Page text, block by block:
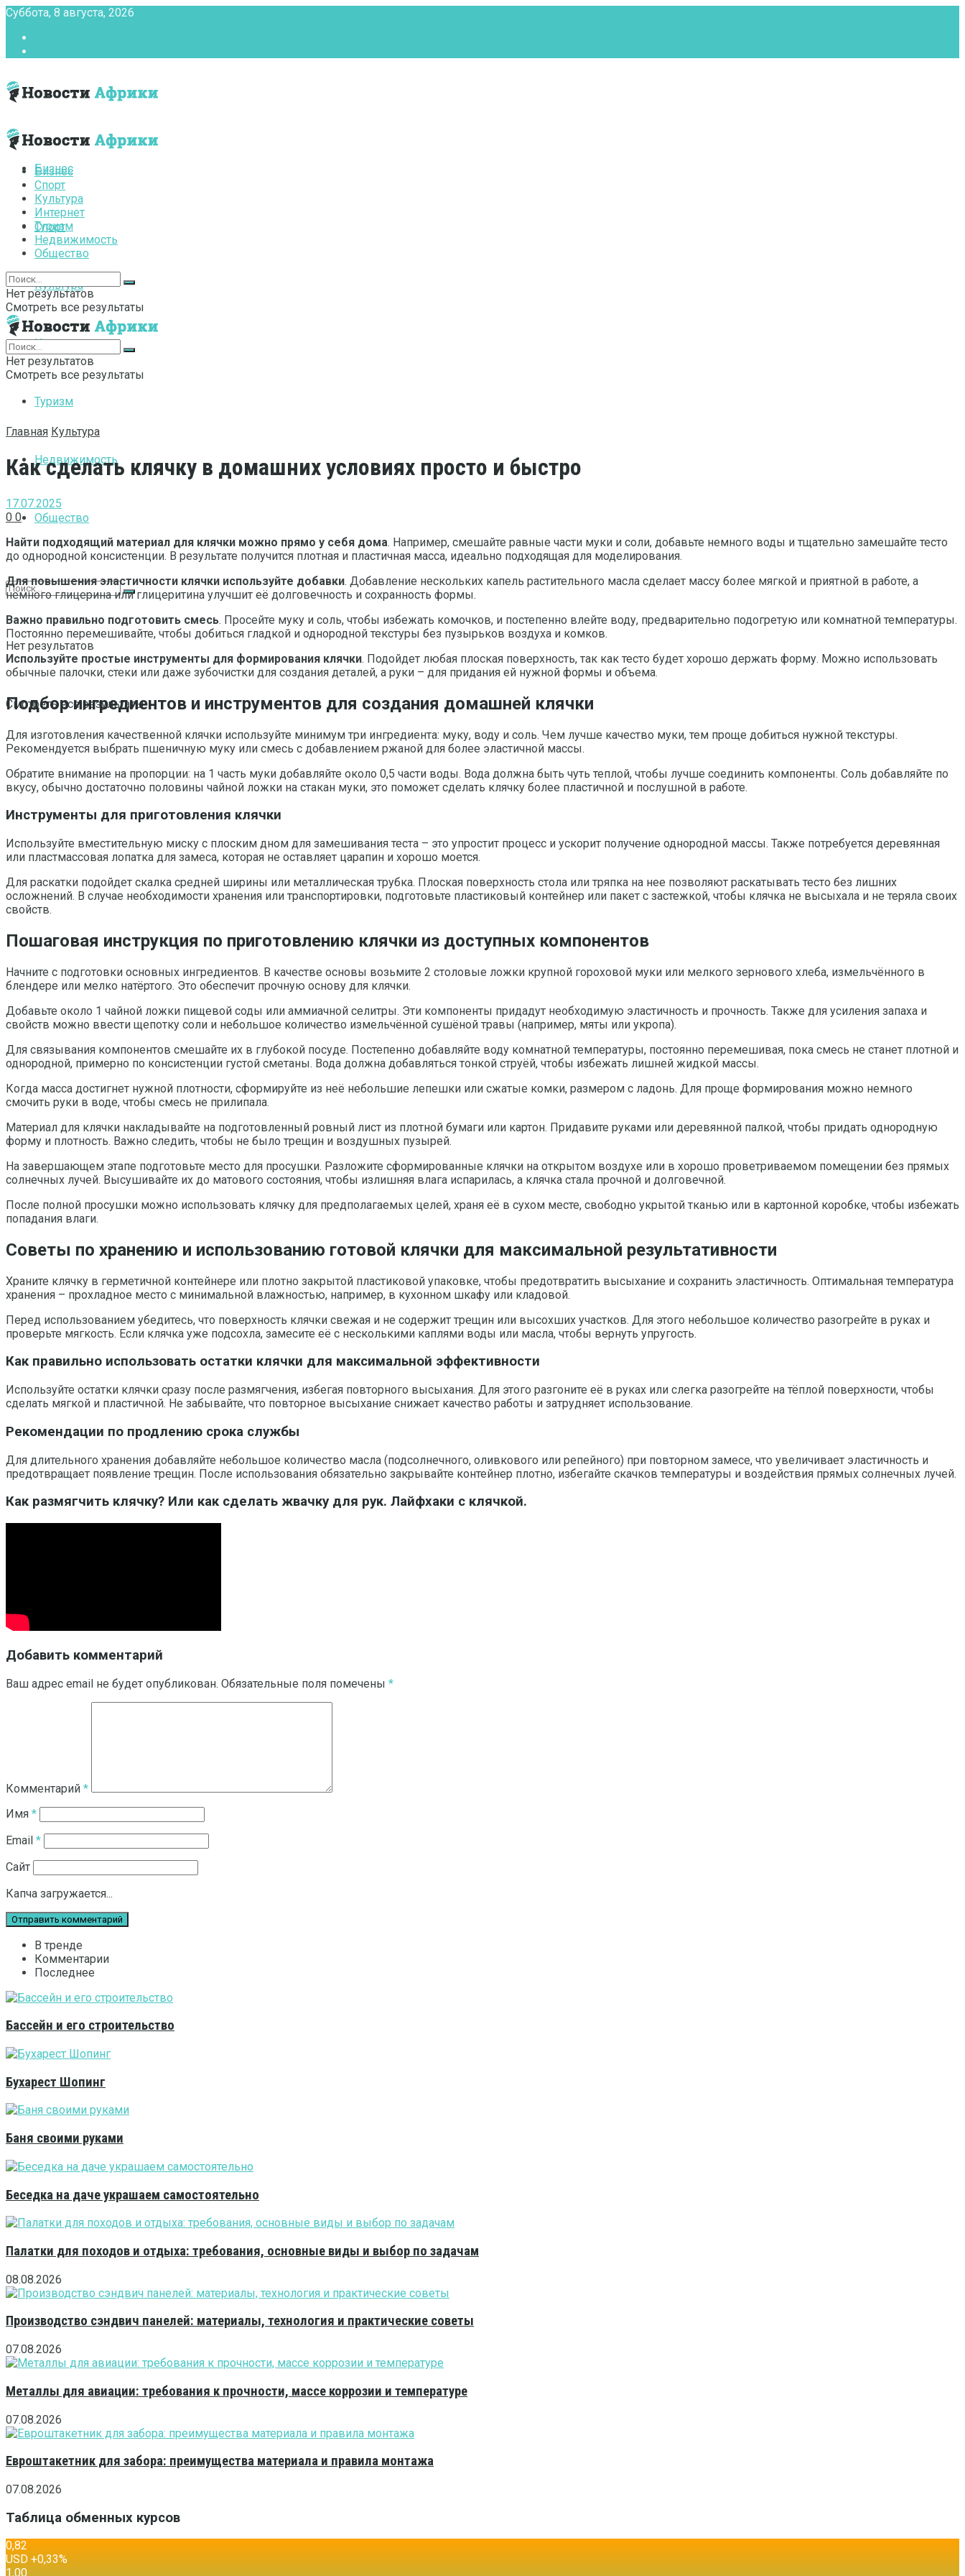
Суббота, 8 августа, 2026
Бизнес
Спорт
Культура
Интернет
Туризм
Недвижимость
Общество
Нет результатов
Смотреть все результаты
Бизнес
Спорт
Культура
Интернет
Туризм
Недвижимость
Общество
Нет результатов
Смотреть все результаты
Нет результатов
Смотреть все результаты
Главная Культура
Как сделать клячку в домашних условиях просто и быстро
17.07.2025
0 0
Найти подходящий материал для клячки можно прямо у себя дома. Например, смешайте равные части муки и соли, добавьте немного воды и тщательно замешайте тесто
до однородной консистенции. В результате получится плотная и пластичная масса, идеально подходящая для моделирования.
Для повышения эластичности клячки используйте добавки. Добавление нескольких капель растительного масла сделает массу более мягкой и приятной в работе, а
немного глицерина или глицеритина улучшит её долговечность и сохранность формы.
Важно правильно подготовить смесь. Просейте муку и соль, чтобы избежать комочков, и постепенно влейте воду, предварительно подогретую или комнатной температуры.
Постоянно перемешивайте, чтобы добиться гладкой и однородной текстуры без пузырьков воздуха и комков.
Используйте простые инструменты для формирования клячки. Подойдет любая плоская поверхность, так как тесто будет хорошо держать форму. Можно использовать
обычные палочки, стеки или даже зубочистки для создания деталей, а руки – для придания ей нужной формы и объема.
Подбор ингредиентов и инструментов для создания домашней клячки
Для изготовления качественной клячки используйте минимум три ингредиента: муку, воду и соль. Чем лучше качество муки, тем проще добиться нужной текстуры.
Рекомендуется выбрать пшеничную муку или смесь с добавлением ржаной для более эластичной массы.
Обратите внимание на пропорции: на 1 часть муки добавляйте около 0,5 части воды. Вода должна быть чуть теплой, чтобы лучше соединить компоненты. Соль добавляйте по
вкусу, обычно достаточно половины чайной ложки на стакан муки, это поможет сделать клячку более пластичной и послушной в работе.
Инструменты для приготовления клячки
Используйте вместительную миску с плоским дном для замешивания теста – это упростит процесс и ускорит получение однородной массы. Также потребуется деревянная
или пластмассовая лопатка для замеса, которая не оставляет царапин и хорошо моется.
Для раскатки подойдет скалка средней ширины или металлическая трубка. Плоская поверхность стола или тряпка на нее позволяют раскатывать тесто без лишних
осложнений. В случае необходимости хранения или транспортировки, подготовьте пластиковый контейнер или пакет с застежкой, чтобы клячка не высыхала и не теряла своих
свойств.
Пошаговая инструкция по приготовлению клячки из доступных компонентов
Начните с подготовки основных ингредиентов. В качестве основы возьмите 2 столовые ложки крупной гороховой муки или мелкого зернового хлеба, измельчённого в
блендере или мелко натёртого. Это обеспечит прочную основу для клячки.
Добавьте около 1 чайной ложки пищевой соды или аммиачной селитры. Эти компоненты придадут необходимую эластичность и прочность. Также для усиления запаха и
свойств можно ввести щепотку соли и небольшое количество измельчённой сушёной травы (например, мяты или укропа).
Для связывания компонентов смешайте их в глубокой посуде. Постепенно добавляйте воду комнатной температуры, постоянно перемешивая, пока смесь не станет плотной и
однородной, примерно по консистенции густой сметаны. Вода должна добавляться тонкой струёй, чтобы избежать лишней жидкой массы.
Когда масса достигнет нужной плотности, сформируйте из неё небольшие лепешки или сжатые комки, размером с ладонь. Для проще формирования можно немного
смочить руки в воде, чтобы смесь не прилипала.
Материал для клячки накладывайте на подготовленный ровный лист из плотной бумаги или картон. Придавите руками или деревянной палкой, чтобы придать однородную
форму и плотность. Важно следить, чтобы не было трещин и воздушных пузырей.
На завершающем этапе подготовьте место для просушки. Разложите сформированные клячки на открытом воздухе или в хорошо проветриваемом помещении без прямых
солнечных лучей. Высушивайте их до матового состояния, чтобы излишняя влага испарилась, а клячка стала прочной и долговечной.
После полной просушки можно использовать клячку для предполагаемых целей, храня её в сухом месте, свободно укрытой тканью или в картонной коробке, чтобы избежать
попадания влаги.
Советы по хранению и использованию готовой клячки для максимальной результативности
Храните клячку в герметичной контейнере или плотно закрытой пластиковой упаковке, чтобы предотвратить высыхание и сохранить эластичность. Оптимальная температура
хранения – прохладное место с минимальной влажностью, например, в кухонном шкафу или кладовой.
Перед использованием убедитесь, что поверхность клячки свежая и не содержит трещин или высохших участков. Для этого небольшое количество разогрейте в руках и
проверьте мягкость. Если клячка уже подсохла, замесите её с несколькими каплями воды или масла, чтобы вернуть упругость.
Как правильно использовать остатки клячки для максимальной эффективности
Используйте остатки клячки сразу после размягчения, избегая повторного высыхания. Для этого разгоните её в руках или слегка разогрейте на тёплой поверхности, чтобы
сделать мягкой и пластичной. Не забывайте, что повторное высыхание снижает качество работы и затрудняет использование.
Рекомендации по продлению срока службы
Для длительного хранения добавляйте небольшое количество масла (подсолнечного, оливкового или репейного) при повторном замесе, что увеличивает эластичность и
предотвращает появление трещин. После использования обязательно закрывайте контейнер плотно, избегайте скачков температуры и воздействия прямых солнечных лучей.
Как размягчить клячку? Или как сделать жвачку для рук. Лайфхаки с клячкой.
Добавить комментарий
Ваш адрес email не будет опубликован. Обязательные поля помечены *
Комментарий *
Имя *
Email *
Сайт
Капча загружается...
В тренде
Комментарии
Последнее
Бассейн и его строительство
Бухарест Шопинг
Баня своими руками
Беседка на даче украшаем самостоятельно
Палатки для походов и отдыха: требования, основные виды и выбор по задачам
08.08.2026
Производство сэндвич панелей: материалы, технология и практические советы
07.08.2026
Металлы для авиации: требования к прочности, массе коррозии и температуре
07.08.2026
Евроштакетник для забора: преимущества материала и правила монтажа
07.08.2026
Таблица обменных курсов
0,82
USD +0,33%
1,00